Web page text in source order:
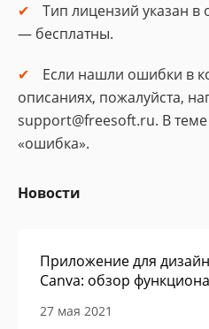
Тип лицензий указан
— бесплатны.
Если нашли ошибки в
описаниях, пожалуйста,
support@freesoft.ru. В теме
«ошибка».
Новости
Приложение для
Canva: обзор
27 мая 2021